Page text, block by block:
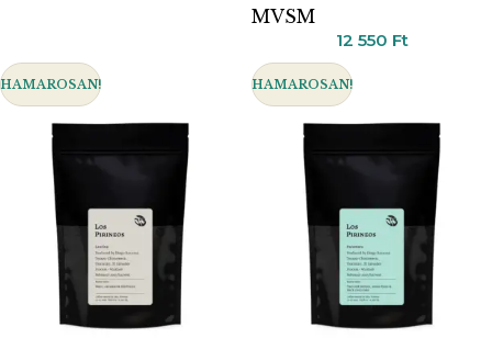
MVSM
12 550 Ft
HAMAROSAN! HAMAROSAN!